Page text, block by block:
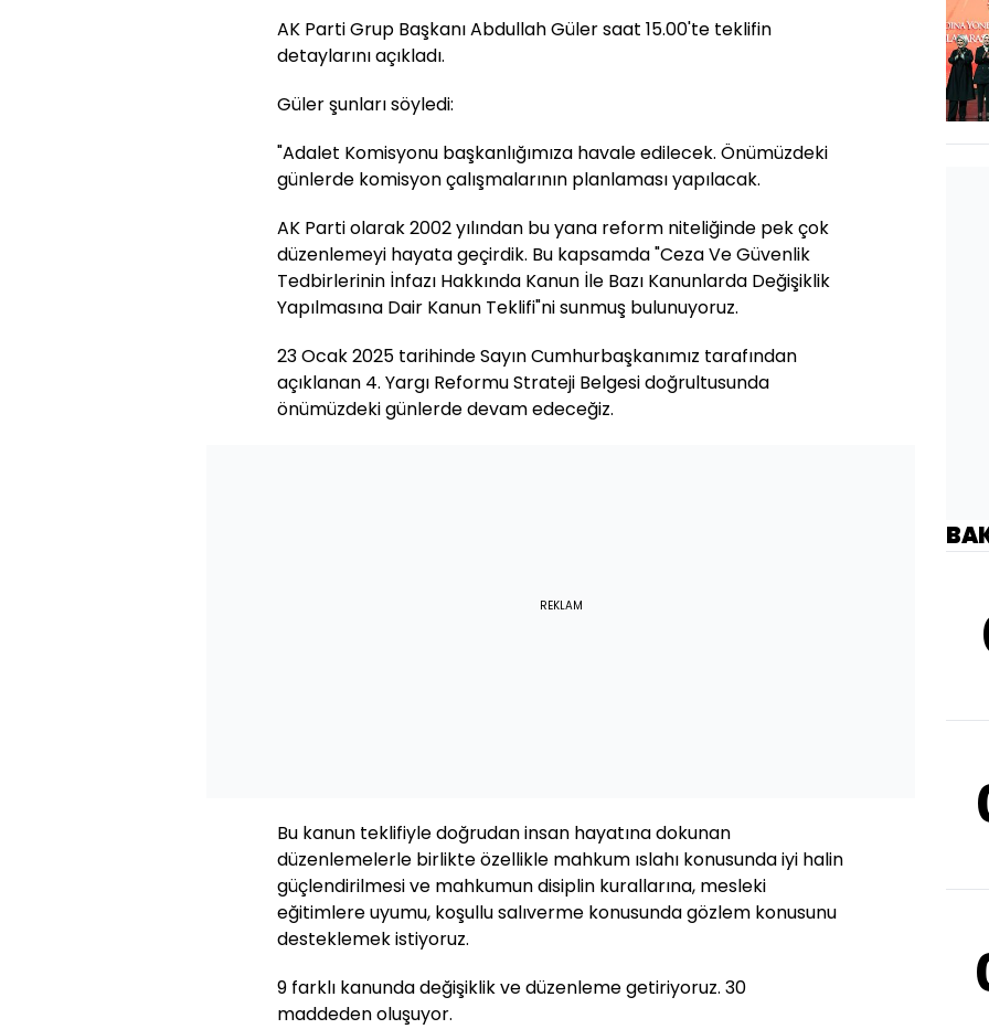
AK Parti Grup Başkanı Abdullah Güler saat 15.00'te teklifin
detaylarını açıkladı.
Güler şunları söyledi:
"Adalet Komisyonu başkanlığımıza havale edilecek. Önümüzdeki
günlerde komisyon çalışmalarının planlaması yapılacak.
AK Parti olarak 2002 yılından bu yana reform niteliğinde pek çok
düzenlemeyi hayata geçirdik. Bu kapsamda "Ceza Ve Güvenlik
Tedbirlerinin İnfazı Hakkında Kanun İle Bazı Kanunlarda Değişiklik
Yapılmasına Dair Kanun Teklifi"ni sunmuş bulunuyoruz.
23 Ocak 2025 tarihinde Sayın Cumhurbaşkanımız tarafından
açıklanan 4. Yargı Reformu Strateji Belgesi doğrultusunda
önümüzdeki günlerde devam edeceğiz.
REKLAM
Bu kanun teklifiyle doğrudan insan hayatına dokunan
düzenlemelerle birlikte özellikle mahkum ıslahı konusunda iyi halin
güçlendirilmesi ve mahkumun disiplin kurallarına, mesleki
eğitimlere uyumu, koşullu salıverme konusunda gözlem konusunu
desteklemek istiyoruz.
9 farklı kanunda değişiklik ve düzenleme getiriyoruz. 30
maddeden oluşuyor.